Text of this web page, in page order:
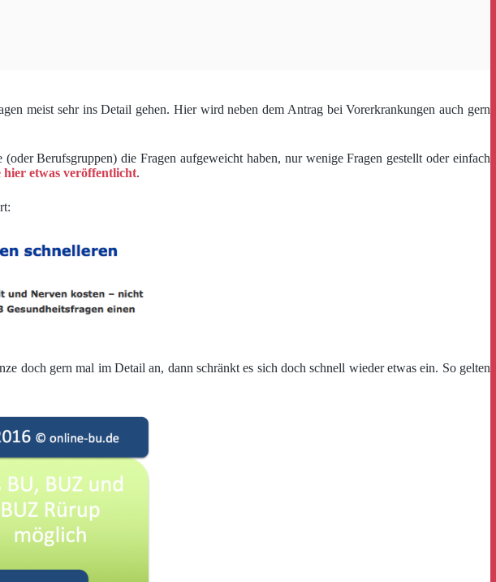
meist sehr ins Detail gehen. Hier wird neben dem Antrag bei Vorerkrankungen auch gern
Berufsgruppen) die Fragen aufgeweicht haben, nur wenige Fragen gestellt oder einfach
hier etwas veröffentlicht.
doch gern mal im Detail an, dann schränkt es sich doch schnell wieder etwas ein. So gelten